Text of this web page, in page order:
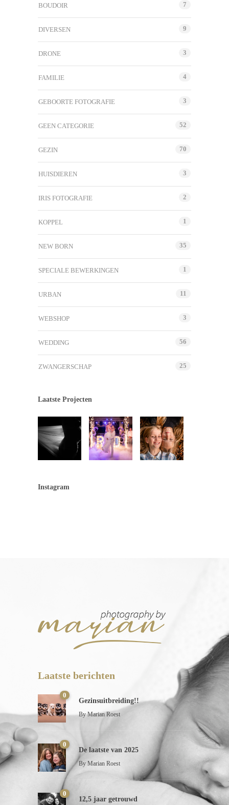
BOUDOIR 7
DIVERSEN 9
DRONE 3
FAMILIE 4
GEBOORTE FOTOGRAFIE 3
GEEN CATEGORIE 52
GEZIN 70
HUISDIEREN 3
IRIS FOTOGRAFIE 2
KOPPEL 1
NEW BORN 35
SPECIALE BEWERKINGEN 1
URBAN 11
WEBSHOP 3
WEDDING 56
ZWANGERSCHAP 25
Laatste Projecten
Instagram
Laatste berichten
0
Gezinsuitbreiding!!
ByMarian Roest
0
De laatste van 2025
By Marian Roest
0
12,5 jaar getrouwd